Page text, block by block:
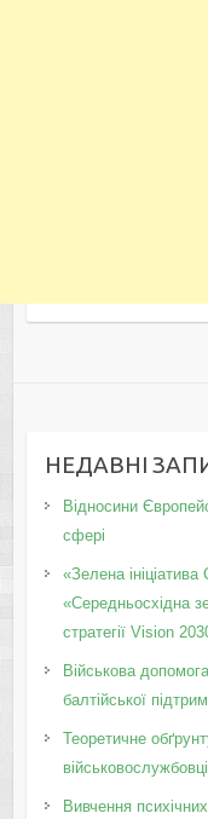
НЕДАВНІ
Відносини
сфері
«Зелена ініціатива
«Середньосхідна
стратегії Vision
Військова
балтійської
Теоретичне
Вивчення